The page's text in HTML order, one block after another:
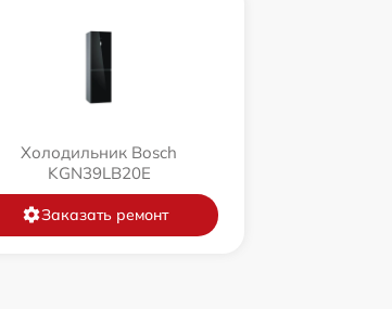
Холодильник Bosch
KGN39LB20E
Заказать ремонт